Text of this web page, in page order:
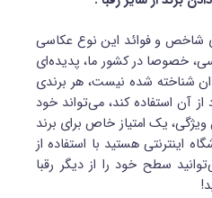
شاخص و فوائد این نوع عکاسی
خصوصا در کشور ما، پدیده‌ای
شناخته شده نیست، هر برندی
آن استفاده کند، می‌تواند خود
ویژگی، یک امتیاز خاص برای برند
اینترنتی هستید با استفاده از
360 درجه می‌توانید سطح خود را از دیگر رقبا